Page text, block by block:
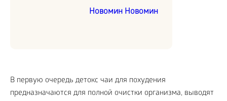
Новомин Новомин
В первую очередь детокс чаи для похудения
предназначаются для полной очистки организма, выводят